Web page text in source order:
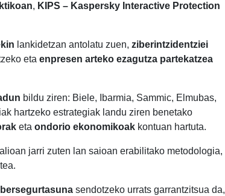
, KIPS – Kaspersky Interactive Protection
lankidetzan antolatu zuen, ziberintzidentziei
eta enpresen arteko ezagutza partekatzea
bildu ziren: Biele, Ibarmia, Sammic, Elmubas,
hartzeko estrategiak landu ziren benetako
eta ondorio ekonomikoak kontuan hartuta.
jarri zuten lan saioan erabilitako metodologia,
sendotzeko urrats garrantzitsua da,